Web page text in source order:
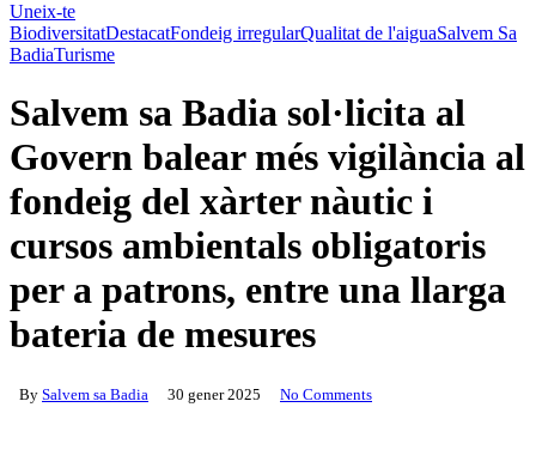
Uneix-te
BiodiversitatDestacatFondeig irregularQualitat de l'aiguaSalvem Sa
BadiaTurisme
Salvem sa Badia sol·licita al
Govern balear més vigilància al
fondeig del xàrter nàutic i
cursos ambientals obligatoris
per a patrons, entre una llarga
bateria de mesures
By Salvem sa Badia 30 gener 2025 No Comments